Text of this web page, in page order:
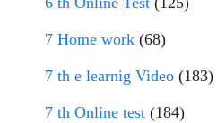
7 Home work (68)
7 th e learnig Video (183)
7 th Online test (184)